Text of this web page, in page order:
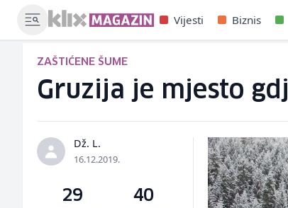
Vijesti Biznis
ZAŠTIĆENE ŠUME
Gruzija je mjesto
Dž. L.
16.12.2019.
29 40